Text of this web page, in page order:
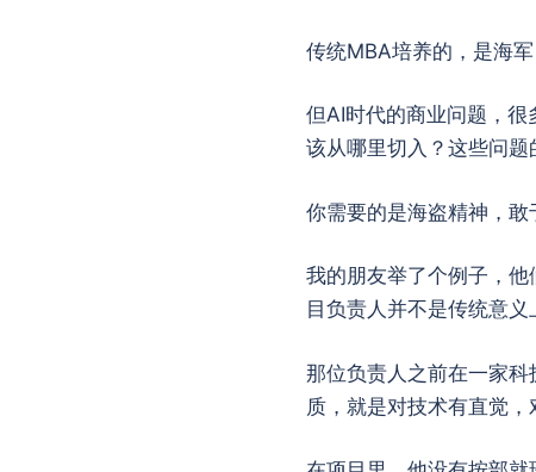
传统MBA培养的，是海
但AI时代的商业问题，
该从哪里切入？这些问
你需要的是海盗精神，
我的朋友举了个例子，
目负责人并不是传统意
那位负责人之前在一家
质，就是对技术有直觉